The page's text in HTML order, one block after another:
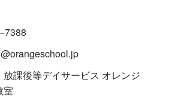
放課後等デイサービス オレンジ
室